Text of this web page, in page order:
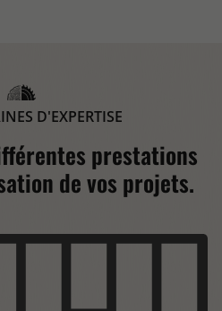
D'EXPERTISE
prestations
de vos projets.